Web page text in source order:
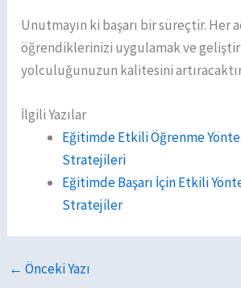
Unutmayın ki başarı bir süreçtir. Her
öğrendiklerinizi uygulamak ve
yolculuğunuzun kalitesini
İlgili Yazılar
Eğitimde Etkili Öğrenme
Stratejileri
Eğitimde Başarı İçin Etkili
Stratejiler
← Önceki Yazı